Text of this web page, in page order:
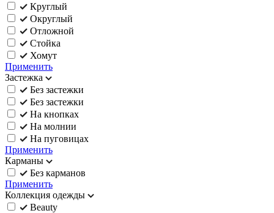
Круглый
Округлый
Отложной
Стойка
Хомут
Применить
Застежка
Без застежки
Без застежки
На кнопках
На молнии
На пуговицах
Применить
Карманы
Без карманов
Применить
Коллекция одежды
Beauty